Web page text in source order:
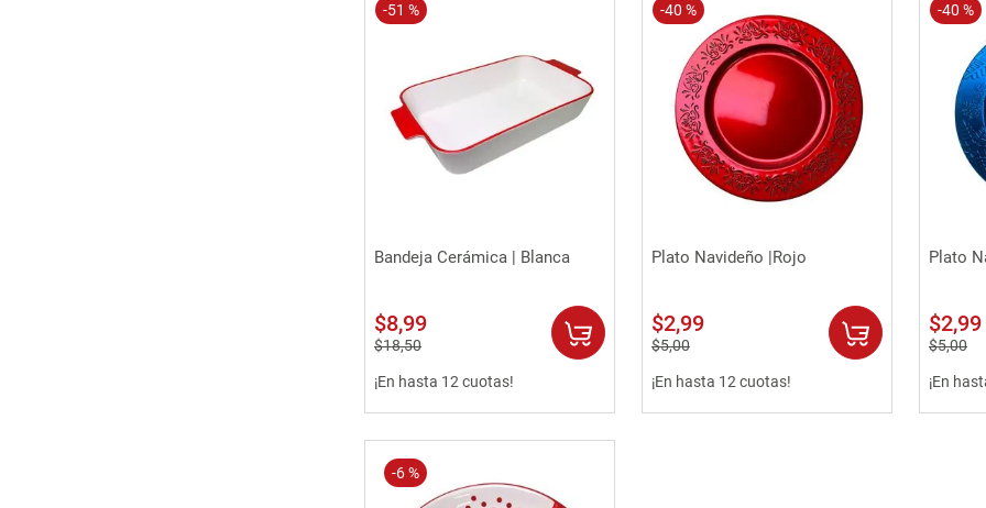
-51 %
Vista rápida
Bandeja Cerámica | Blanca
$8,99
$18,50
¡En hasta 12 cuotas!
-40 %
Vista rápida
Plato Navideño |Rojo
$2,99
$5,00
¡En hasta 12 cuotas!
-40 %
Plato
$2,99
$5,00
¡En
-6 %